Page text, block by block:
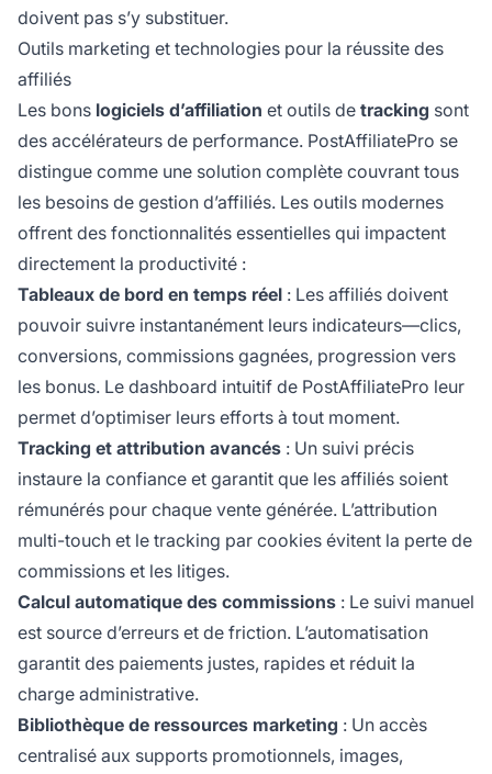
doivent pas s’y substituer.
Outils marketing et technologies pour la réussite des
affiliés
Les bons logiciels d’affiliation et outils de tracking sont
des accélérateurs de performance. PostAffiliatePro se
distingue comme une solution complète couvrant tous
les besoins de gestion d’affiliés. Les outils modernes
offrent des fonctionnalités essentielles qui impactent
directement la productivité :
Tableaux de bord en temps réel : Les affiliés doivent
pouvoir suivre instantanément leurs indicateurs—clics,
conversions, commissions gagnées, progression vers
les bonus. Le dashboard intuitif de PostAffiliatePro leur
permet d’optimiser leurs efforts à tout moment.
Tracking et attribution avancés : Un suivi précis
instaure la confiance et garantit que les affiliés soient
rémunérés pour chaque vente générée. L’attribution
multi-touch et le tracking par cookies évitent la perte de
commissions et les litiges.
Calcul automatique des commissions : Le suivi manuel
est source d’erreurs et de friction. L’automatisation
garantit des paiements justes, rapides et réduit la
charge administrative.
Bibliothèque de ressources marketing : Un accès
centralisé aux supports promotionnels, images,